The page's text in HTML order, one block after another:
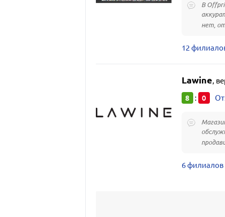
В
нет,
12
Lawine,
8 : 0
6 филиалов